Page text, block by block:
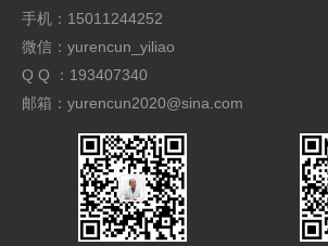
手机：15011244252
微信：yurencun_yiliao
Q Q ：193407340
邮箱：yurencun2020@sina.com